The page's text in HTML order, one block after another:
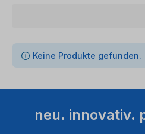
0 Artikel gefunden
Keine Produkte gefunden.
neu. innovativ.